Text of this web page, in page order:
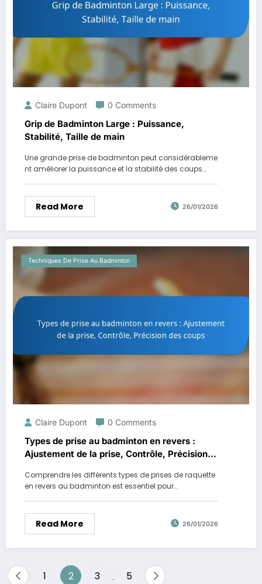
Claire Dupont 0 Comments
Grip de Badminton Large : Puissance,
Stabilité, Taille de main
Une grande prise de badminton peut considérableme
nt améliorer la puissance et la stabilité des coups…
Read More 26/01/2026
Techniques De Prise Au Badminton
Claire Dupont 0 Comments
Types de prise au badminton en revers :
Ajustement de la prise, Contrôle, Précision
Comprendre les différents types de prises de raquette
en revers au badminton est essentiel pour…
Read More 26/01/2026
Posts
1 2 3 5